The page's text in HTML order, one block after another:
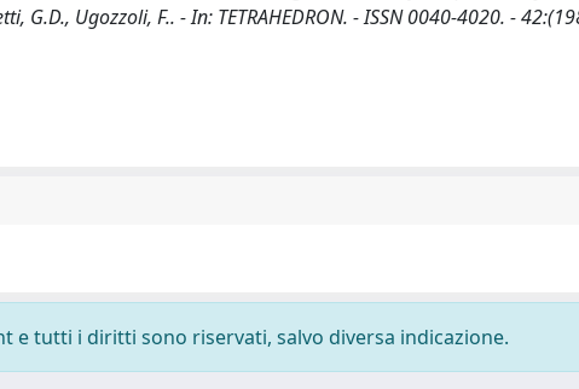
G.D., Ugozzoli, F.. - In: TETRAHEDRON. - ISSN 0040-4020. -
e tutti i diritti sono riservati, salvo diversa indicazione.